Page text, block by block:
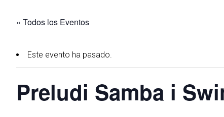
« Todos los Eventos
Este evento ha pasado.
Preludi Samba i